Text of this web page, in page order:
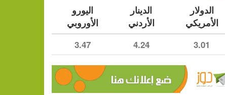
الدولار
الأمريكي
الدينار
الأردني
اليورو
الأوروبي
3.01
4.24
3.47